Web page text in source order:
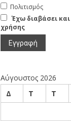
Πολιτισμός
Έχω διαβάσει
χρήσης
Αύγουστος 2026
Δ
Τ Τ